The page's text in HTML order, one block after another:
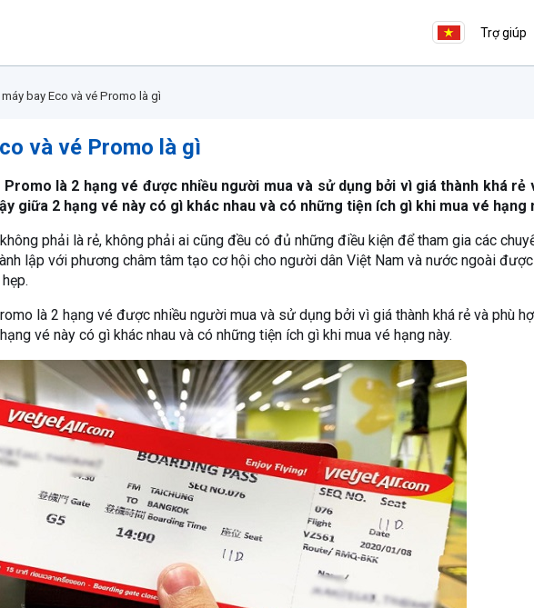
Trợ giúp
bay Eco và vé Promo là gì
và vé Promo là gì
là 2 hạng vé được nhiều người mua và sử dụng bởi vì giá thành khá rẻ
giữa 2 hạng vé này có gì khác nhau và có những tiện ích gì khi mua vé hạng
phải là rẻ, không phải ai cũng đều có đủ những điều kiện để tham gia các
lập với phương châm tâm tạo cơ hội cho người dân Việt Nam và nước ngoài
là 2 hạng vé được nhiều người mua và sử dụng bởi vì giá thành khá rẻ và phù
vé này có gì khác nhau và có những tiện ích gì khi mua vé hạng này.